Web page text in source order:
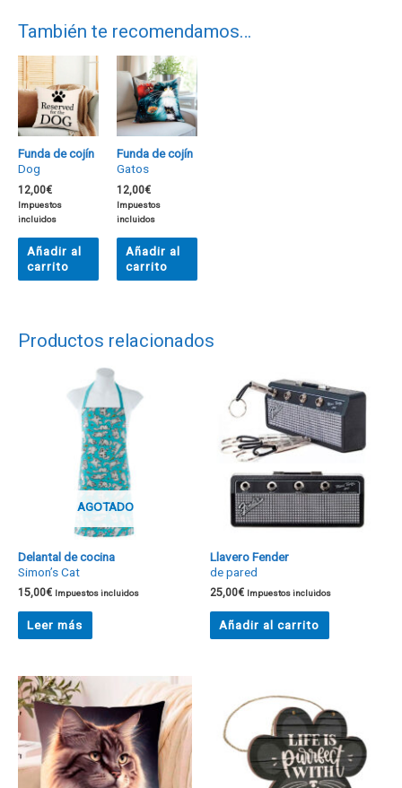
También te recomendamos…
Funda de cojín
Dog
12,00€
Impuestos
incluidos
Añadir al
carrito
Funda de cojín
Gatos
12,00€
Impuestos
incluidos
Añadir al
carrito
Productos relacionados
AGOTADO
Delantal de cocina
Simon’s Cat
15,00€ Impuestos incluidos
Leer más
Llavero Fender
de pared
25,00€ Impuestos incluidos
Añadir al carrito